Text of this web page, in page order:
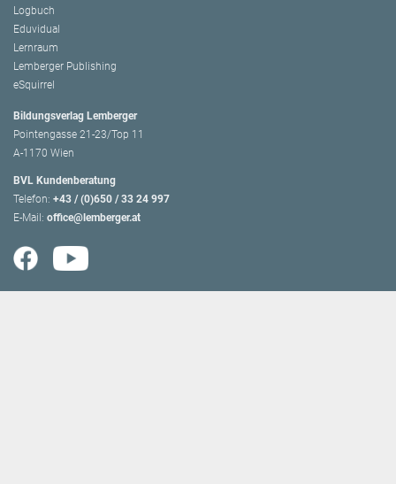
Logbuch
Eduvidual
Lernraum
Lemberger Publishing
eSquirrel
Bildungsverlag Lemberger
Pointengasse 21-23/Top 11
A-1170 Wien
BVL Kundenberatung
Telefon: +43 / (0)650 / 33 24 997
E-Mail: office@lemberger.at